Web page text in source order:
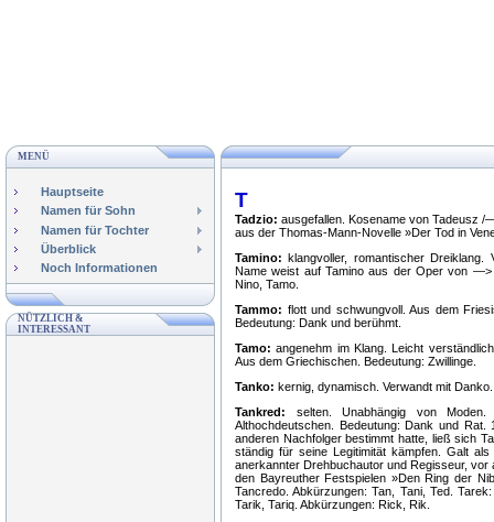
MENÜ
Hauptseite
Namen für Sohn
Namen für Tochter
Überblick
Noch Informationen
NÜTZLICH &
INTERESSANT
T
Tadzio: ausgefallen. Kosename von Tadeusz
aus der Thomas-Mann-Novelle »Der Tod in
Tamino: klangvoller, romantischer
Name weist auf Tamino aus der Oper von —>
Nino, Tamo.
Tammo: flott und schwungvoll. Aus dem
Bedeutung: Dank und berühmt.
Tamo: angenehm im Klang. Leicht
Aus dem Griechischen. Bedeutung: Zwillinge.
Tanko: kernig, dynamisch. Verwandt mit
Tankred: selten. Unabhängig von
Althochdeutschen. Bedeutung: Dank und
anderen Nachfolger bestimmt hatte, ließ sich
ständig für seine Legitimität kämpfen. Galt
anerkannter Drehbuchautor und Regisseur,
den Bayreuther Festspielen »Den Ring der
Tancredo. Abkürzungen: Tan, Tani, Ted.
Tarik, Tariq. Abkürzungen: Rick, Rik.